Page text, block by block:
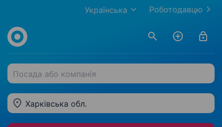
Роботодавцю
Українська
Посада або компанія
Харківська обл.